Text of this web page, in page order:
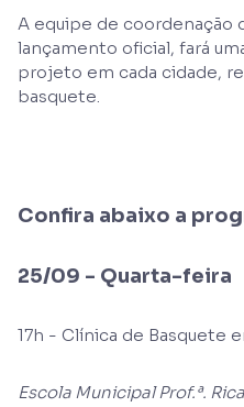
A equipe de coordenação
lançamento oficial, fará
projeto em cada cidade,
basquete.
Confira abaixo a
25/09 - Quarta-feira
17h - Clínica de Basquete
Escola Municipal Prof.ª.